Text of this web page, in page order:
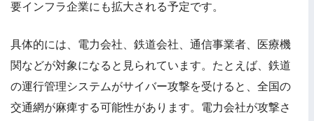
要インフラ企業にも拡大される予定です。
具体的には、電力会社、鉄道会社、通信事業者、医療機
関などが対象になると見られています。たとえば、鉄道
の運行管理システムがサイバー攻撃を受けると、全国の
交通網が麻痺する可能性があります。電力会社が攻撃さ